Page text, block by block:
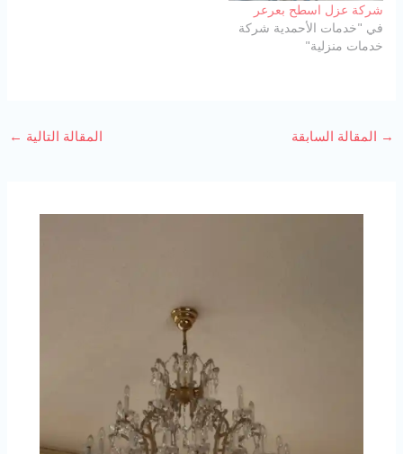
شركة عزل اسطح بعرعر
في "خدمات الأحمدية شركة
خدمات منزلية"
→ المقالة السابقة المقالة التالية ←